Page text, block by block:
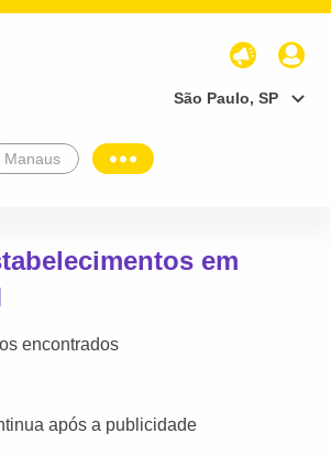
São Paulo, SP
Manaus
em
encontrados
após a publicidade